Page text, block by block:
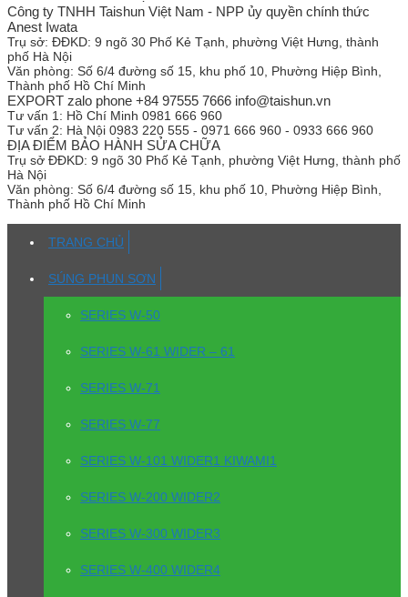
Công ty TNHH Taishun Việt Nam - NPP ủy quyền chính thức
Anest Iwata
Trụ sở: ĐĐKD: 9 ngõ 30 Phố Kẻ Tạnh, phường Việt Hưng, thành
phố Hà Nội
Văn phòng: Số 6/4 đường số 15, khu phố 10, Phường Hiệp Bình,
Thành phố Hồ Chí Minh
EXPORT zalo phone +84 97555 7666 info@taishun.vn
Tư vấn 1: Hồ Chí Minh 0981 666 960
Tư vấn 2: Hà Nội 0983 220 555 - 0971 666 960 - 0933 666 960
ĐỊA ĐIỂM BẢO HÀNH SỬA CHỮA
Trụ sở ĐĐKD: 9 ngõ 30 Phố Kẻ Tạnh, phường Việt Hưng, thành phố
Hà Nội
Văn phòng: Số 6/4 đường số 15, khu phố 10, Phường Hiệp Bình,
Thành phố Hồ Chí Minh
TRANG CHỦ
SÚNG PHUN SƠN
SERIES W-50
SERIES W-61 WIDER – 61
SERIES W-71
SERIES W-77
SERIES W-101 WIDER1 KIWAMI1
SERIES W-200 WIDER2
SERIES W-300 WIDER3
SERIES W-400 WIDER4